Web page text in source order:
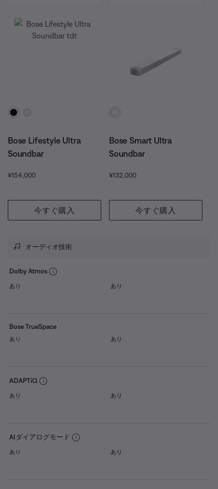
カラーの選択
Bose Lifestyle Ultra
Soundbar
価格:
¥154,000
今すぐ購入
オーディオ技術
Dolby Atmos
あり
Bose TrueSpace
あり
ADAPTiQ
あり
AIダイアログモード
あり
カラーの選択
Bose Smart Ultra
Soundbar
価格:
¥132,000
今すぐ購入
あり
あり
あり
あり